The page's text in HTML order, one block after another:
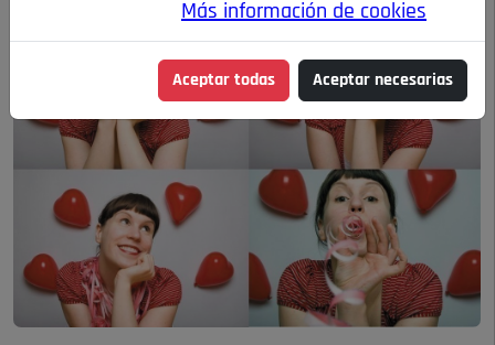
Más información de cookies
Aceptar todas Aceptar necesarias